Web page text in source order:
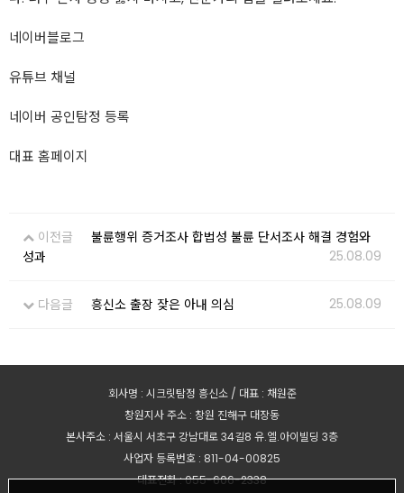
네이버블로그
유튜브 채널
네이버 공인탐정 등록
대표 홈페이지
이전글
불륜행위 증거조사 합법성 불륜 단서조사 해결 경험와
성과
25.08.09
다음글 흥신소 출장 잦은 아내 의심 25.08.09
회사명 : 시크릿탐정 흥신소 / 대표 : 채원준
창원지사 주소 : 창원 진해구 대장동
본사주소 : 서울시 서초구 강남대로 34길8 유.엘.아이빌딩 3층
사업자 등록번호 : 811-04-00825
대표전화 : 055-606-2338